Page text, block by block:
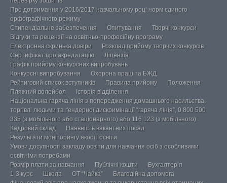
Про дотримання у 2016/2017 навчальному році норм єдиного
орфографічного режиму
Стипендіальне забезпечення
Опитування
Творчі конкурси
Відгуки та рецензії на освітньо-професійну програму
Електронна скринька довіри
Розклад прийому творчих конкурсів
Сертифікат про акредитацію
Ліцензія
Графік прийому конкурсних випробувань
Конкурсні випробування
Охорона праці та БЖД
Рейтиговий список вступників
Правила прийому
Положення
Пляжний волейбол
Історія відділення
Національна гаряча лінія з попередження домашнього насильства,
торгівлі людьми та ґендерної дискримінації “гаряча лінія”, 0 800 500
335 (з мобільного або стаціонарного) або 116 123 (з мобільного)
Кадровий склад
Наявність вакантних посад
Результати моніторингу якості освіти
Умови досупності закладу освіти для навчання осіб з особливими
освітніми потребами
Розмір плати за навчання
Публічні кошти
Бухгалтерія
1-3 курс
Школа ОТ “Чайка”
Благодійна допомога